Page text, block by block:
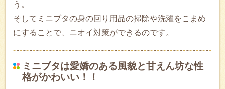
う。
そしてミニブタの身の回り用品の掃除や洗濯をこまめ
にすることで、ニオイ対策ができるのです。
ミニブタは愛嬌のある風貌と甘えん坊な性
格がかわいい！！